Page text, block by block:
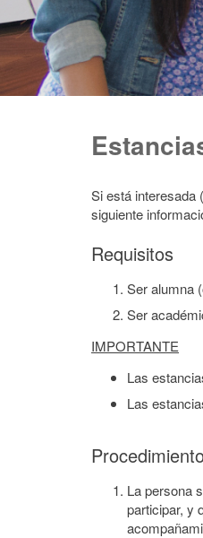
Si está interesada
siguiente
Requisitos
Ser alumna
Ser
IMPORTANTE
Las
Las
La persona
participar, y